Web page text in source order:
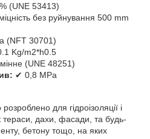
(UNE 53413)
без руйнування 500 mm
(NFT 30701)
Kg/m2*h0.5
(UNE 48251)
✔ 0,8 МРа
для гідроізоляції і
тераси, дахи, фасади, та будь-
бетону тощо, на яких